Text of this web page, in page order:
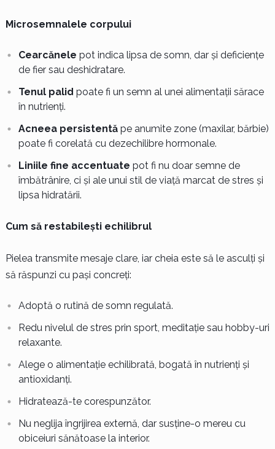
Microsemnalele corpului
Cearcănele pot indica lipsa de somn, dar și deficiențe
de fier sau deshidratare.
Tenul palid poate fi un semn al unei alimentații sărace
în nutrienți.
Acneea persistentăpe anumite zone (maxilar, bărbie)
poate fi corelată cu dezechilibre hormonale.
Liniile fine accentuate pot fi nu doar semne de
îmbătrânire, ci și ale unui stil de viață marcat de stres și
lipsa hidratării.
Cum să restabilești echilibrul
Pielea transmite mesaje clare, iar cheia este să le asculți și
să răspunzi cu pași concreți:
Adoptă o rutină de somn regulată.
Redu nivelul de stres prin sport, meditație sau hobby-uri
relaxante.
Alege o alimentație echilibrată, bogată în nutrienți și
antioxidanți.
Hidratează-te corespunzător.
Nu neglija îngrijirea externă, dar susține-o mereu cu
obiceiuri sănătoase la interior.